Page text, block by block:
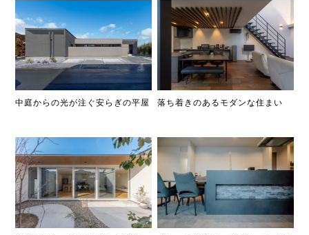
中庭からの光が注ぐ安らぎの平屋 落ち着きのあるモダンな住まい